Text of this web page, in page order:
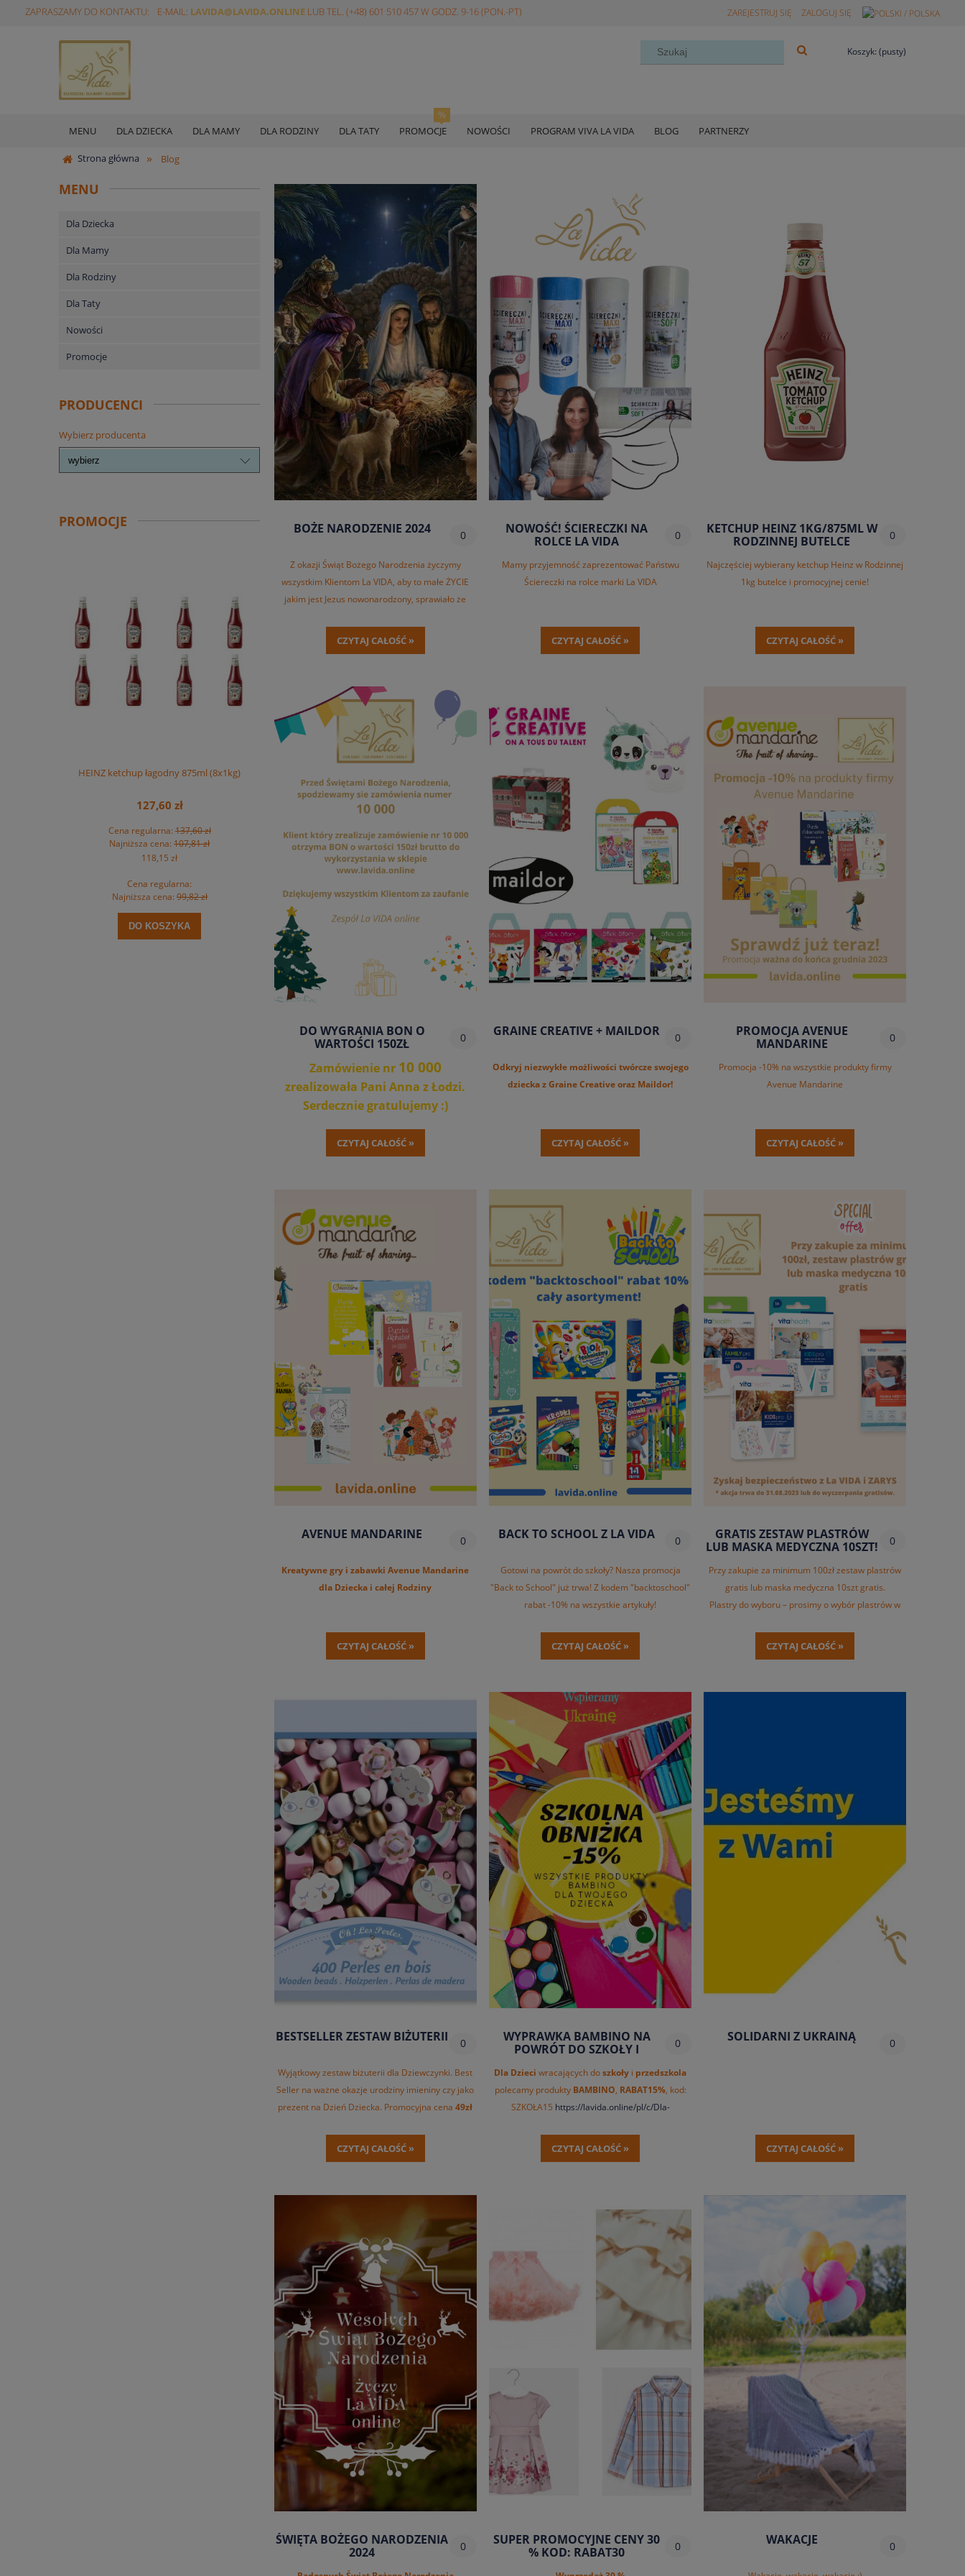
ZAPRASZAMY DO KONTAKTU: E-MAIL: LAVIDA@LAVIDA.ONLINE LUB TEL. (+48) 601 510 457 W GODZ. 9-16 (PON.-PT) ZAREJESTRUJ SIĘ ZALOGUJ SIĘ
Koszyk: (pusty)
MENU DLA DZIECKA DLA MAMY DLA RODZINY DLA TATY PROMOCJE NOWOŚCI PROGRAM VIVA LA VIDA BLOG PARTNERZY
Strona główna » Blog
MENU
Dla Dziecka
Dla Mamy
Dla Rodziny
Dla Taty
Nowości
Promocje
PRODUCENCI
Wybierz producenta
PROMOCJE
HEINZ ketchup łagodny 875ml (8x1kg)
127,60 zł
Cena regularna: 137,60 zł
Najniższa cena: 107,81 zł
118,15 zł
Cena regularna:
Najniższa cena: 99,82 zł
DO KOSZYKA
16,11 zł
Cena regularna:
17,11 zł
Najniższa cena:17,11 zł
14,92 zł
Najniższa cena:15,84 zł
DO KOSZYKA
BOŻE NARODZENIE 2024 0
Z okazji Świąt Bożego Narodzenia życzymy
wszystkim Klientom La VIDA, aby to małe ŻYCIE
jakim jest Jezus nowonarodzony, sprawiało że
CZYTAJ CAŁOŚĆ »
NOWOŚĆ! ŚCIERECZKI NA
ROLCE LA VIDA
0
Mamy przyjemność zaprezentować Państwu
Ściereczki na rolce marki La VIDA
CZYTAJ CAŁOŚĆ »
KETCHUP HEINZ 1KG/875ML W
RODZINNEJ BUTELCE
0
Najczęściej wybierany ketchup Heinz w Rodzinnej
1kg butelce i promocyjnej cenie!
CZYTAJ CAŁOŚĆ »
DO WYGRANIA BON O
WARTOŚCI 150ZŁ
0
Zamówienie nr 10 000
zrealizowała Pani Anna z Łodzi.
Serdecznie gratulujemy :)
zapraszamy
do śledzenia kolejnych akcji w
CZYTAJ CAŁOŚĆ »
GRAINE CREATIVE + MAILDOR 0
Odkryj niezwykłe możliwości twórcze swojego
dziecka z Graine Creative oraz Maildor!
CZYTAJ CAŁOŚĆ »
PROMOCJA AVENUE
MANDARINE
0
Promocja -10% na wszystkie produkty firmy
Avenue Mandarine
CZYTAJ CAŁOŚĆ »
AVENUE MANDARINE 0
Kreatywne gry i zabawki Avenue Mandarine
dla Dziecka i całej Rodziny
CZYTAJ CAŁOŚĆ »
BACK TO SCHOOL Z LA VIDA 0
Gotowi na powrót do szkoły? Nasza promocja
"Back to School" już trwa! Z kodem "backtoschool"
rabat -10% na wszystkie artykuły!
CZYTAJ CAŁOŚĆ »
GRATIS ZESTAW PLASTRÓW
LUB MASKA MEDYCZNA 10SZT!
0
Przy zakupie za minimum 100zł zestaw plastrów
gratis lub maska medyczna 10szt gratis.
Plastry do wyboru – prosimy o wybór plastrów w
CZYTAJ CAŁOŚĆ »
BESTSELLER ZESTAW BIŻUTERII 0
Wyjątkowy zestaw biżuterii dla Dziewczynki. Best
Seller na ważne okazje urodziny imieniny czy jako
prezent na Dzień Dziecka. Promocyjna cena49zł
CZYTAJ CAŁOŚĆ »
WYPRAWKA BAMBINO NA
POWRÓT DO SZKOŁY I
0
Dla Dzieci wracających doszkoły i przedszkola
polecamy produkty BAMBINO, RABAT15%, kod:
SZKOŁA15 https://lavida.online/pl/c/Dla-
CZYTAJ CAŁOŚĆ »
SOLIDARNI Z UKRAINĄ 0
CZYTAJ CAŁOŚĆ »
ŚWIĘTA BOŻEGO NARODZENIA
2024
0
SUPER PROMOCYJNE CENY 30
% KOD: RABAT30
0 WAKACJE 0